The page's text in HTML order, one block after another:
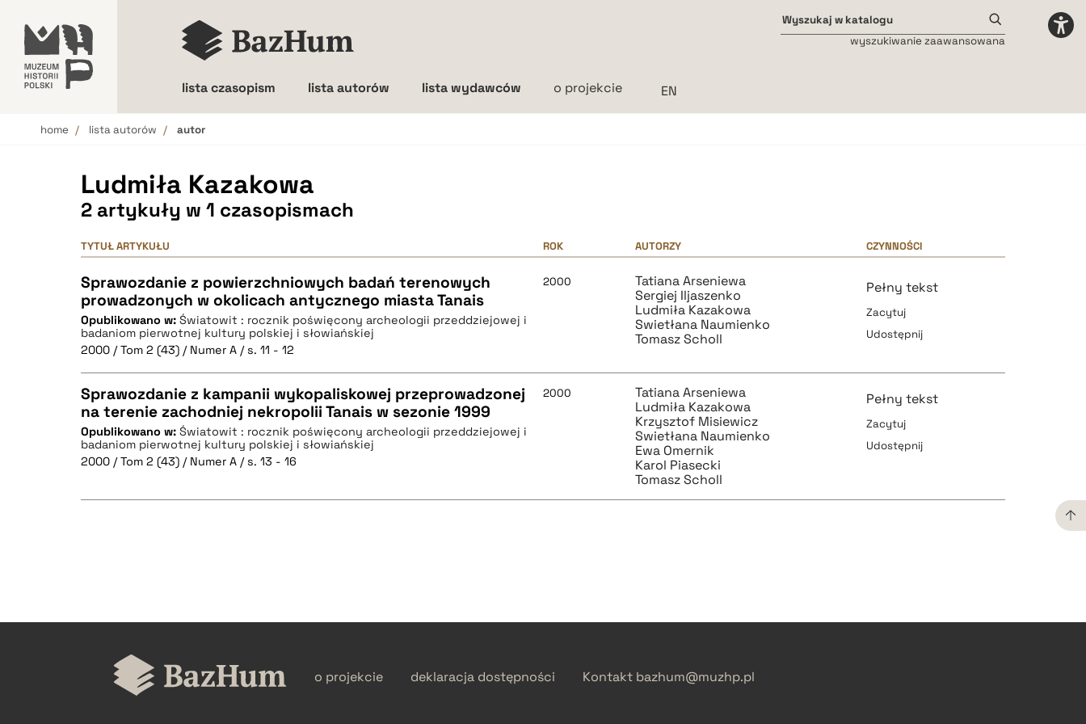
lista czasopism lista autorów lista wydawców o projekcie
wyszukiwanie zaawansowana
home lista autorów autor
Ludmiła Kazakowa
2 artykuły w 1 czasopismach
TYTUŁ ARTYKUŁU ROK AUTORZY CZYNNOŚCI
Sprawozdanie z powierzchniowych badań terenowych
prowadzonych w okolicach antycznego miasta Tanais
Opublikowano w: Światowit : rocznik poświęcony archeologii przeddziejowej i
badaniom pierwotnej kultury polskiej i słowiańskiej
2000 / Tom 2 (43) / Numer A / s. 11 - 12
2000
Tatiana Arseniewa
Sergiej Iljaszenko
Ludmiła Kazakowa
Swietłana Naumienko
Tomasz Scholl
Pełny tekst
Zacytuj
Udostępnij
CZYSTY TEKST
Sprawozdanie z kampanii wykopaliskowej przeprowadzonej
na terenie zachodniej nekropolii Tanais w sezonie 1999
Opublikowano w: Światowit : rocznik poświęcony archeologii przeddziejowej i
badaniom pierwotnej kultury polskiej i słowiańskiej
2000 / Tom 2 (43) / Numer A / s. 13 - 16
2000
Tatiana Arseniewa
Ludmiła Kazakowa
Krzysztof Misiewicz
Swietłana Naumienko
Ewa Omernik
Karol Piasecki
Tomasz Scholl
Pełny tekst
Zacytuj
Udostępnij
o projekcie deklaracja dostępności Kontakt bazhum@muzhp.pl